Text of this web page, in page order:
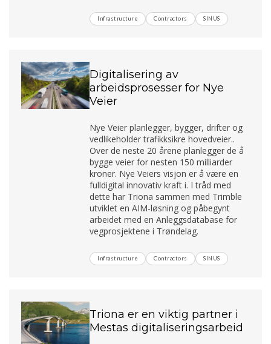
Infrastructure Contractors SINUS
Digitalisering av
arbeidsprosesser for Nye
Veier
Nye Veier planlegger, bygger, drifter og
vedlikeholder trafikksikre hovedveier..
Over de neste 20 årene planlegger de å
bygge veier for nesten 150 milliarder
kroner. Nye Veiers visjon er å være en
fulldigital innovativ kraft i. I tråd med
dette har Triona sammen med Trimble
utviklet en AIM-løsning og påbegynt
arbeidet med en Anleggsdatabase for
vegprosjektene i Trøndelag.
Infrastructure Contractors SINUS
Triona er en viktig partner i
Mestas digitaliseringsarbeid